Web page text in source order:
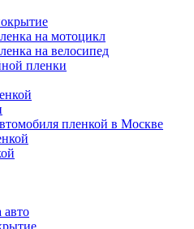
на мотоцикл
на велосипед
пленки
пленкой в Москве
авто